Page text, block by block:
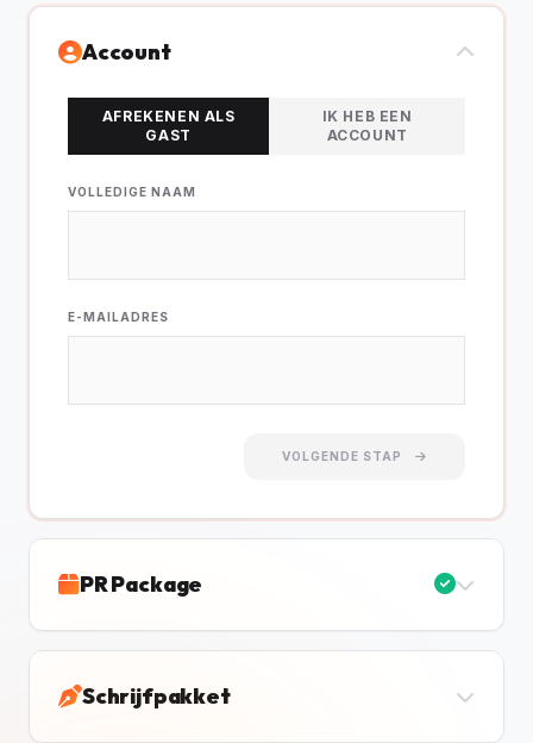
Account
AFREKENEN ALS
GAST
IK HEB EEN
ACCOUNT
VOLLEDIGE NAAM
E-MAILADRES
VOLGENDE STAP
PR Package
Schrijfpakket